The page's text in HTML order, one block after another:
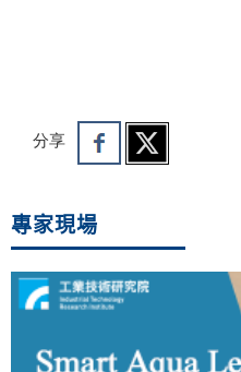
分享
專家現場